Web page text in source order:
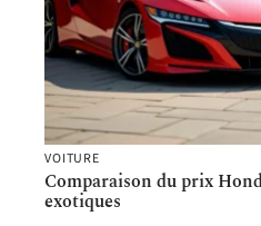
VOITURE
Comparaison du prix
exotiques